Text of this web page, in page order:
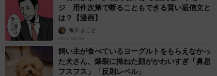
ジ 用件次第で断ることもできる賢い返信文と
は？【漫画】
海川 まこと
2026.08.06
飼い主が食べているヨーグルトをもらえなかっ
た犬さん、爆裂に拗ねた顔がかわいすぎ「鼻息
フスフス」「反則レベル」